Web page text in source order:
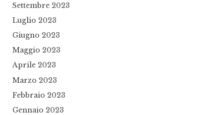
Settembre 2023
Luglio 2023
Giugno 2023
Maggio 2023
Aprile 2023
Marzo 2023
Febbraio 2023
Gennaio 2023